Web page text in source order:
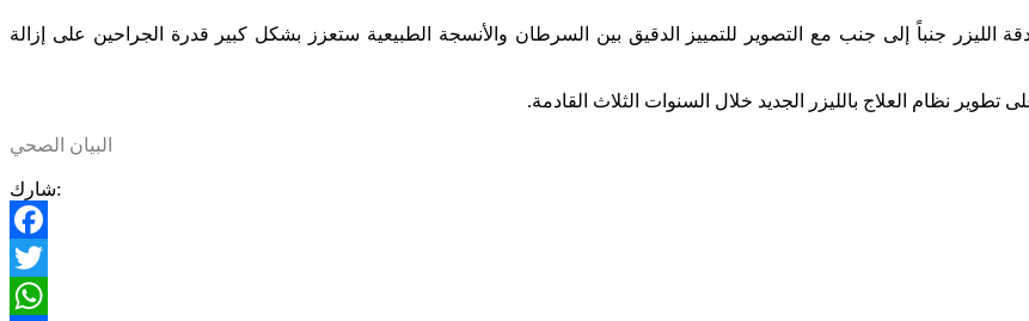
جنباً إلى جنب مع التصوير للتمييز الدقيق بين السرطان والأنسجة الطبيعية ستعزز بشكل كبير قدرة الجراحين على إزالة
نظام العلاج بالليزر الجديد خلال السنوات الثلاث القادمة.
البيان الصحي
شارك:
Facebook
Twitter